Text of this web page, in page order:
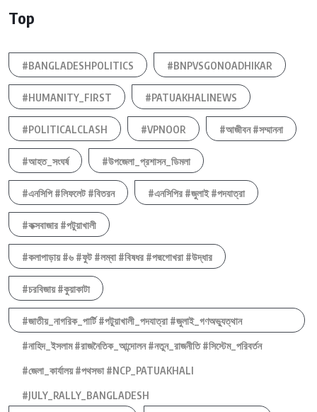
Top
#BANGLADESHPOLITICS #BNPVSGONOADHIKAR
#HUMANITY_FIRST #PATUAKHALINEWS
#POLITICALCLASH #VPNOOR #আজীবন #সম্মাননা
#আহত_সংঘর্ষ #উপজেলা_প্রশাসন_ডিমলা
#এনসিপি #লিফলেট #বিতরন #এনসিপির #জুলাই #পদযাত্রা
#কক্সবাজার #পটুয়াখালী
#কলাপাড়ায় #৬ #ফুট #লম্বা #বিষধর #পদ্মগোখরা #উদ্ধার
#চরবিজায় #কুয়াকাটা
#জাতীয়_নাগরিক_পার্টি #পটুয়াখালী_পদযাত্রা #জুলাই_গণঅভ্যুত্থান
#নাহিদ_ইসলাম #রাজনৈতিক_আন্দোলন #নতুন_রাজনীতি #সিস্টেম_পরিবর্তন
#জেলা_কার্যালয় #পথসভা #NCP_PATUAKHALI
#JULY_RALLY_BANGLADESH